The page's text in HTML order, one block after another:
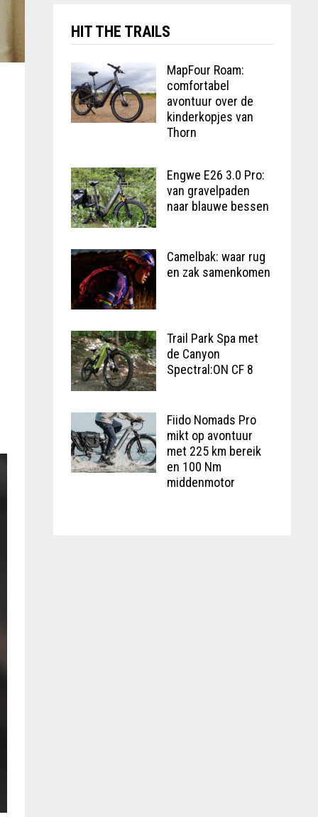
HIT THE TRAILS
MapFour Roam:
comfortabel
avontuur over de
kinderkopjes van
Thorn
Engwe E26 3.0 Pro:
van gravelpaden
naar blauwe bessen
Camelbak: waar rug
en zak samenkomen
Trail Park Spa met
de Canyon
Spectral:ON CF 8
Fiido Nomads Pro
mikt op avontuur
met 225 km bereik
en 100 Nm
middenmotor